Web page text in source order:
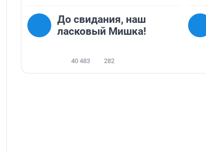
До свидания, наш
ласковый Мишка!
40 483 282